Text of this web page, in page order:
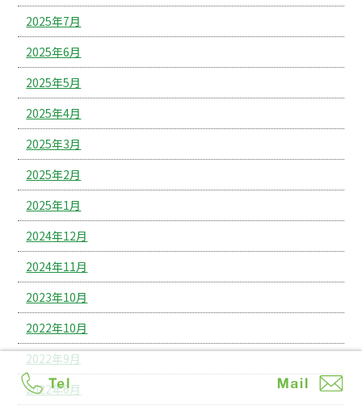
2025年7月
2025年6月
2025年5月
2025年4月
2025年3月
2025年2月
2025年1月
2024年12月
2024年11月
2023年10月
2022年10月
2022年9月
2022年6月